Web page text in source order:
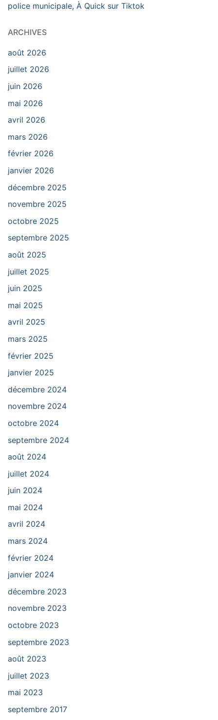
police municipale, À Quick sur Tiktok
ARCHIVES
août 2026
juillet 2026
juin 2026
mai 2026
avril 2026
mars 2026
février 2026
janvier 2026
décembre 2025
novembre 2025
octobre 2025
septembre 2025
août 2025
juillet 2025
juin 2025
mai 2025
avril 2025
mars 2025
février 2025
janvier 2025
décembre 2024
novembre 2024
octobre 2024
septembre 2024
août 2024
juillet 2024
juin 2024
mai 2024
avril 2024
mars 2024
février 2024
janvier 2024
décembre 2023
novembre 2023
octobre 2023
septembre 2023
août 2023
juillet 2023
mai 2023
septembre 2017